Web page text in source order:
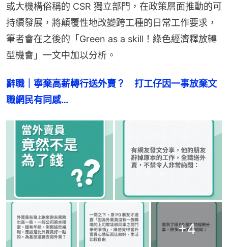
或大機構俗稱的 CSR 獨立部門，在政策層面推動的可
持續發展，將顛覆性地改變跨工種的日常工作要求，
筆者會在之後的「Green as a skill！綠色經濟釋放轉
型機會」一文中加以分析。
辭職｜寧棄高薪轉行送外賣？　打工仔因一事放棄文
職網民有同感…
+4